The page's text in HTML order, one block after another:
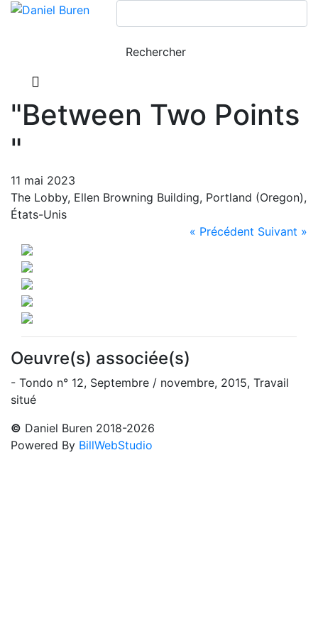
"Between Two Points
"
11 mai 2023
The Lobby, Ellen Browning Building, Portland (Oregon),
États-Unis
« Précédent Suivant »
Oeuvre(s) associée(s)
- Tondo n° 12, Septembre / novembre, 2015, Travail
situé
© Daniel Buren 2018-2026
Powered By BillWebStudio